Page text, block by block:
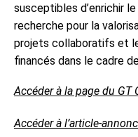
susceptibles d’enrichir
recherche pour la
projets collaboratifs et
financés dans le cadre
Accéder à la page du GT
Accéder à l’article-